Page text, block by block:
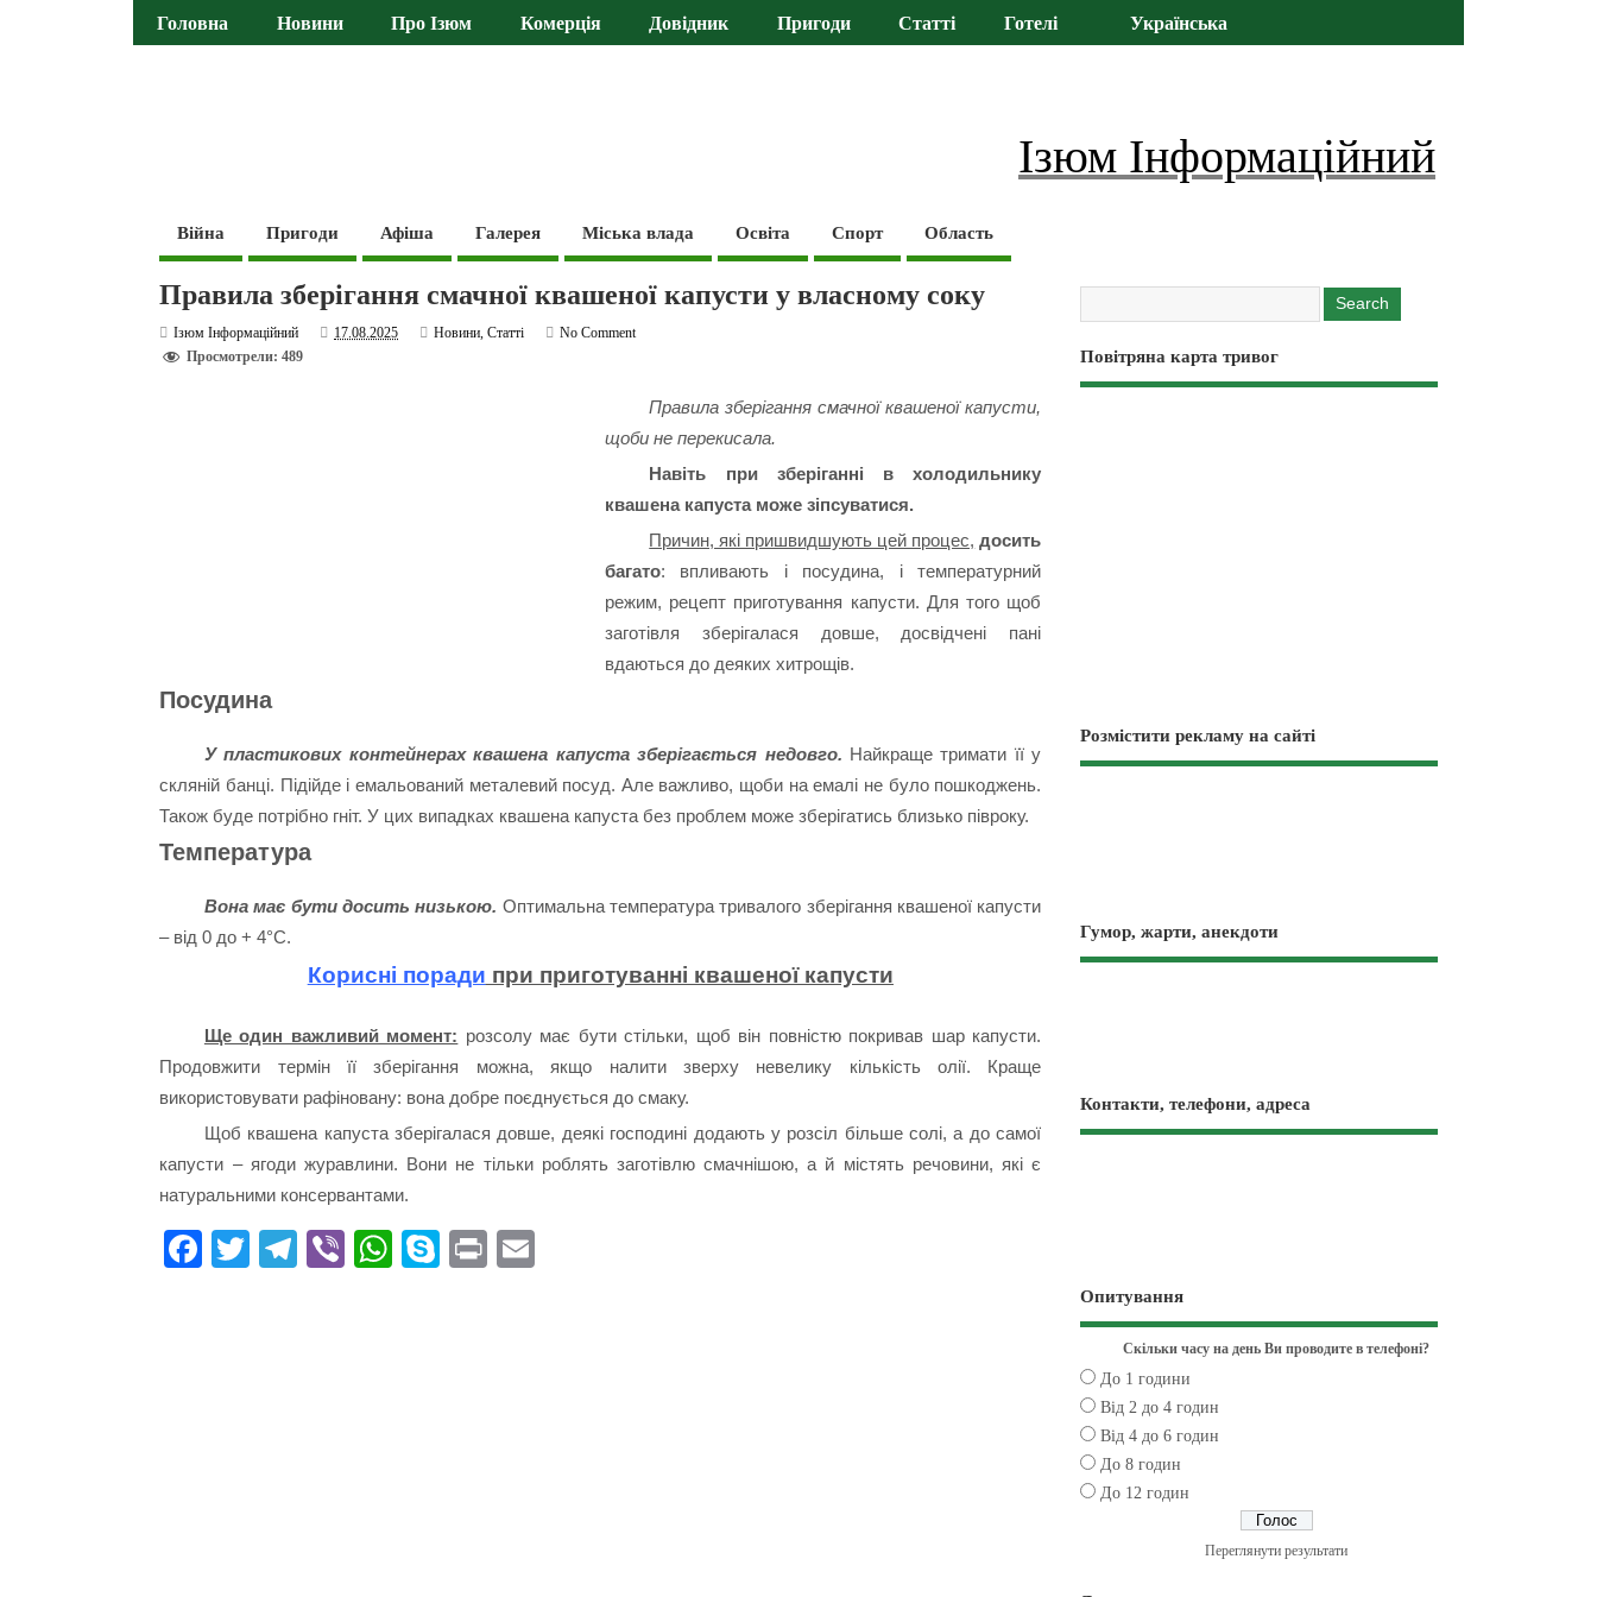
Головна Новини Про Ізюм Комерція Довідник Пригоди Статті Готелі Українська
Ізюм Інформаційний
Війна Пригоди Афіша Галерея Міська влада Освіта Спорт Область
Правила зберігання смачної квашеної капусти у власному соку
Ізюм Інформаційний 17.08.2025 Новини,Статті
No Comment
Просмотрели: 489
Правила зберігання смачної квашеної капусти,
щоби не перекисала.
Навіть при зберіганні в холодильнику
квашена капуста може зіпсуватися.
Причин, які пришвидшують цей процес, досить
багато: впливають і посудина, і температурний
режим, рецепт приготування капусти. Для того щоб
заготівля зберігалася довше, досвідчені пані
вдаються до деяких хитрощів.
Посудина
У пластикових контейнерах квашена капуста зберігається недовго. Найкраще тримати її у
скляній банці. Підійде і емальований металевий посуд. Але важливо, щоби на емалі не було пошкоджень.
Також буде потрібно гніт. У цих випадках квашена капуста без проблем може зберігатись близько півроку.
Температура
Вона має бути досить низькою. Оптимальна температура тривалого зберігання квашеної капусти
– від 0 до + 4°C.
Корисні поради при приготуванні квашеної капусти
Ще один важливий момент: розсолу має бути стільки, щоб він повністю покривав шар капусти.
Продовжити термін її зберігання можна, якщо налити зверху невелику кількість олії. Краще
використовувати рафіновану: вона добре поєднується до смаку.
Щоб квашена капуста зберігалася довше, деякі господині додають у розсіл більше солі, а до самої
капусти – ягоди журавлини. Вони не тільки роблять заготівлю смачнішою, а й містять речовини, які є
натуральними консервантами.
Fa T
Te Vi
W
S
Pr
Повітряна карта тривог
Розмістити рекламу на сайті
Гумор, жарти, анекдоти
Контакти, телефони, адреса
Опитування
Скільки часу на день Ви проводите в телефоні?
До 1 години
Від 2 до 4 годин
Від 4 до 6 годин
До 8 годин
До 12 годин
Переглянути результати